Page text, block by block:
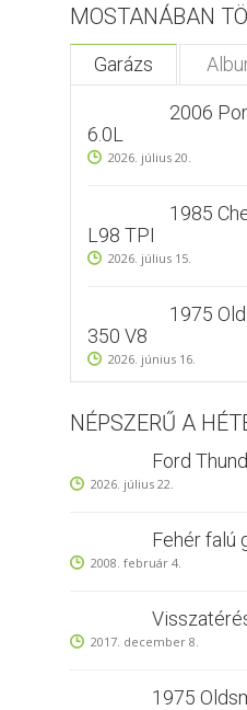
MOSTANÁBAN
Garázs
2006
6.0L
2026. július 20.
1985
L98 TPI
2026. július 15.
1975
350 V8
2026. június 16.
NÉPSZERŰ A
Ford
2026. július 22.
Fehér falú
2008. február 4.
2017. december 8.
1975